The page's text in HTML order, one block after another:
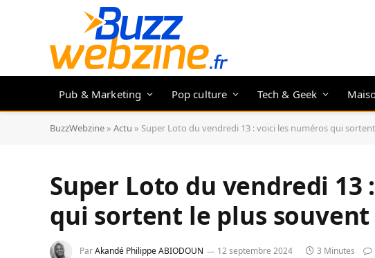
Pub & Marketing Pop culture Tech & Geek
BuzzWebzine » Actu » Super Loto du vendredi 13 : voici les numéros qui
Super Loto du vendredi 13
qui sortent le plus souvent
ParAkandé Philippe ABIODOUN 12 septembre 2024 3 Minutes